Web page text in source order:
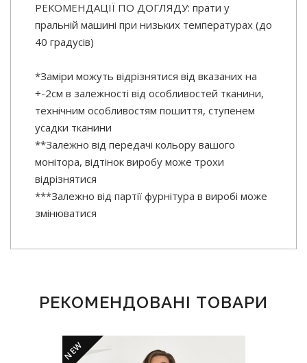
РЕКОМЕНДАЦІЇ ПО ДОГЛЯДУ: прати у
пральній машині при низьких температурах (до
40 градусів)
*Заміри можуть відрізнятися від вказаних на
+-2см в залежності від особливостей тканини,
технічним особливостям пошиття, ступенем
усадки тканини
**Залежно від передачі кольору вашого
монітора, відтінок виробу може трохи
відрізнятися
***Залежно від партії фурнітура в виробі може
змінюватися
РЕКОМЕНДОВАНІ ТОВАРИ
NEW